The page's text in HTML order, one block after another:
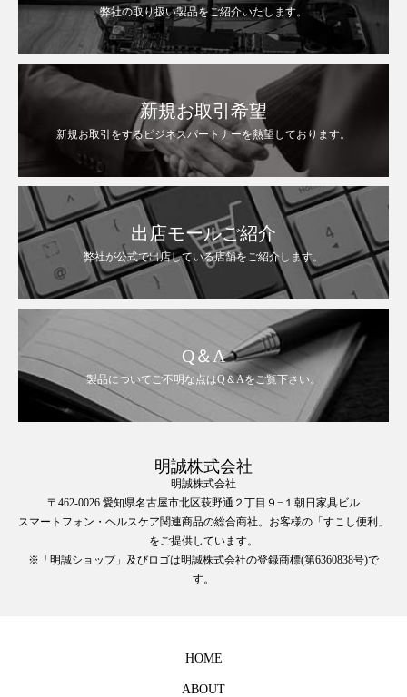
弊社の取り扱い製品をご紹介いたします。
新規お取引希望
新規お取引をするビジネスパートナーを熱望しております。
出店モールご紹介
弊社が公式で出店している店舗をご紹介します。
Q＆A
製品についてご不明な点はQ＆Aをご覧下さい。
明誠株式会社
明誠株式会社
〒462-0026 愛知県名古屋市北区萩野通２丁目９−１朝日家具ビル
スマートフォン・ヘルスケア関連商品の総合商社。お客様の「すこし便利」
をご提供しています。
※「明誠ショップ」及びロゴは明誠株式会社の登録商標(第6360838号)で
す。
HOME
ABOUT